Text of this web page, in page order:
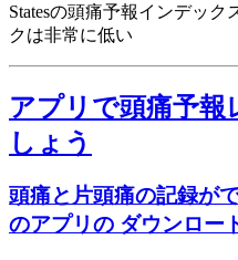
Statesの頭痛予報インデック
クは非常に低い
アプリで頭痛予報
しょう
頭痛と片頭痛の記録が
のアプリの ダウンロー